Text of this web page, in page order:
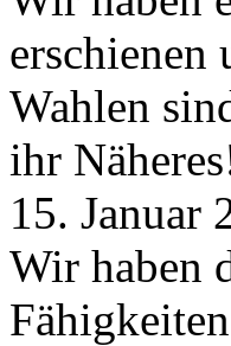
erschienen
Wahlen
ihr
15. Januar
Wir haben